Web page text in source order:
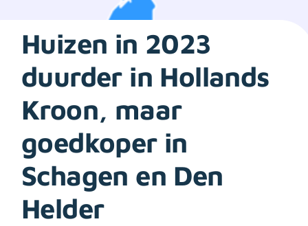
Verzekeringen
Huizen in 2023
duurder in Hollands
Kroon, maar
goedkoper in
Schagen en Den
Helder